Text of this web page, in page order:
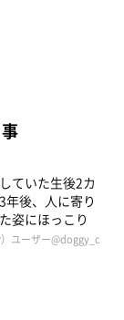
上がると今でも
いません
ていた生後2カ
後、人に寄り
姿にほっこり
ユーザー@doggy_c